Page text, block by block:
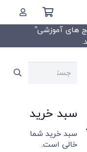
های آموزشی”
جستجو
سبد خرید
سبد خرید شما
خالی است.